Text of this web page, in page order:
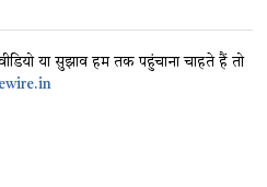
या सुझाव हम तक पहुंचाना चाहते हैं तो